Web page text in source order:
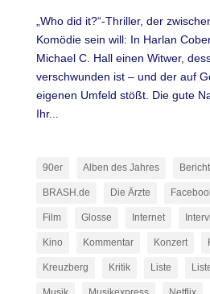
„Who did it?“-Thriller, der
Komödie sein will: In Harlan
Michael C. Hall einen Witwer,
verschwunden ist – und der auf
eigenen Umfeld stößt. Die gute
Ihr...
90er Alben des Jahres Bericht
BRASH.de Die Ärzte
Film Glosse Internet
Kino Kommentar Konzert
Kreuzberg Kritik Liste